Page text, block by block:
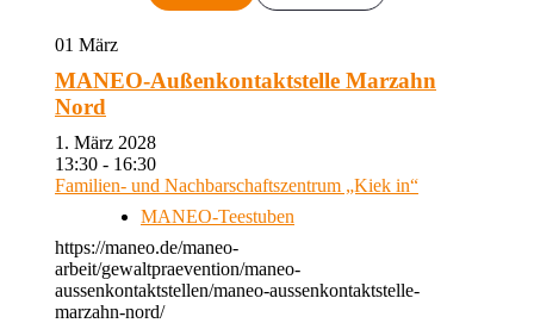
01 März
MANEO-Außenkontaktstelle Marzahn
Nord
1. März 2028
13:30 - 16:30
Familien- und Nachbarschaftszentrum „Kiek in“
MANEO-Teestuben
https://maneo.de/maneo-
arbeit/gewaltpraevention/maneo-
aussenkontaktstellen/maneo-aussenkontaktstelle-
marzahn-nord/